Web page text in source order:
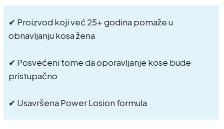
✔ Proizvod koji već 25+ godina pomaže u
obnavljanju kosa žena
✔ Posvećeni tome da oporavljanje kose bude
pristupačno
✔ Usavršena Power Losion formula